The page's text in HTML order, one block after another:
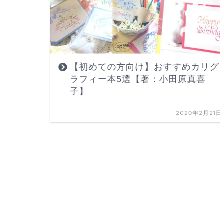
【初めての方向け】おすすめカリグ
ラフィー本5選【著：小田原真喜
子】
2020年2月21